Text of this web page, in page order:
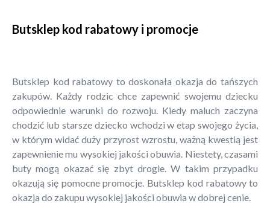
Butsklep kod rabatowy i promocje
Butsklep kod rabatowy to doskonała okazja do tańszych
zakupów. Każdy rodzic chce zapewnić swojemu dziecku
odpowiednie warunki do rozwoju. Kiedy maluch zaczyna
chodzić lub starsze dziecko wchodzi w etap swojego życia,
w którym widać duży przyrost wzrostu, ważną kwestią jest
zapewnienie mu wysokiej jakości obuwia. Niestety, czasami
buty mogą okazać się zbyt drogie. W takim przypadku
okazują się pomocne promocje. Butsklep kod rabatowy to
okazja do zakupu wysokiej jakości obuwia w dobrej cenie.